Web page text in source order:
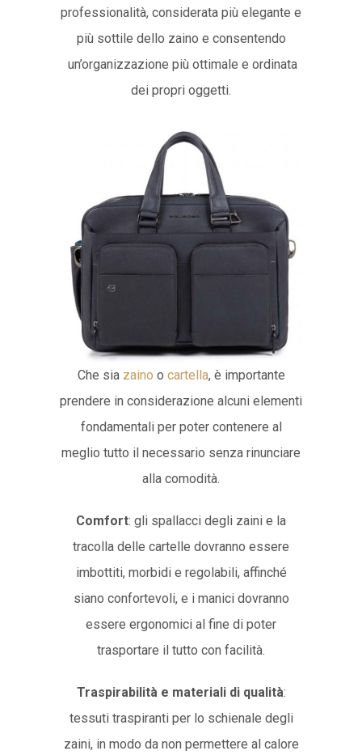
professionalità, considerata più elegante e
più sottile dello zaino e consentendo
un’organizzazione più ottimale e ordinata
dei propri oggetti.
Che sia zaino o cartella, è importante
prendere in considerazione alcuni elementi
fondamentali per poter contenere al
meglio tutto il necessario senza rinunciare
alla comodità.
Comfort: gli spallacci degli zaini e la
tracolla delle cartelle dovranno essere
imbottiti, morbidi e regolabili, affinché
siano confortevoli, e i manici dovranno
essere ergonomici al fine di poter
trasportare il tutto con facilità.
Traspirabilità e materiali di qualità:
tessuti traspiranti per lo schienale degli
zaini, in modo da non permettere al calore